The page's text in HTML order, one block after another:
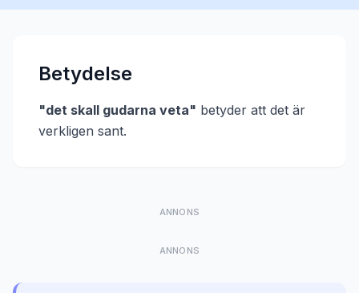
Betydelse
"det skall gudarna veta" betyder att det är
verkligen sant.
ANNONS
ANNONS